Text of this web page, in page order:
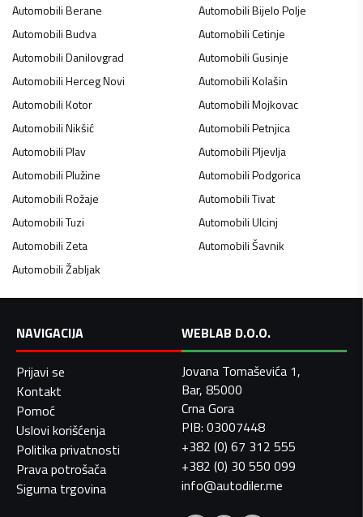
AutomobiliBerane AutomobiliBijelo Polje
AutomobiliBudva AutomobiliCetinje
AutomobiliDanilovgrad AutomobiliGusinje
AutomobiliHerceg Novi AutomobiliKolašin
AutomobiliKotor AutomobiliMojkovac
AutomobiliNikšić AutomobiliPetnjica
AutomobiliPlav AutomobiliPljevlja
AutomobiliPlužine AutomobiliPodgorica
AutomobiliRožaje AutomobiliTivat
AutomobiliTuzi AutomobiliUlcinj
AutomobiliZeta AutomobiliŠavnik
AutomobiliŽabljak
NAVIGACIJA
Prijavi se
Kontakt
Pomoć
Uslovi korišćenja
Politika privatnosti
Prava potrošača
Sigurna trgovina
WEBLAB D.O.O.
Jovana Tomaševića 1,
Bar, 85000
Crna Gora
PIB: 03007448
+382 (0) 67 312 555
+382 (0) 30 550 099
info@autodiler.me